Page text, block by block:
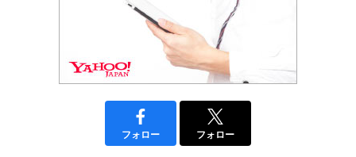
フォロー フォロー